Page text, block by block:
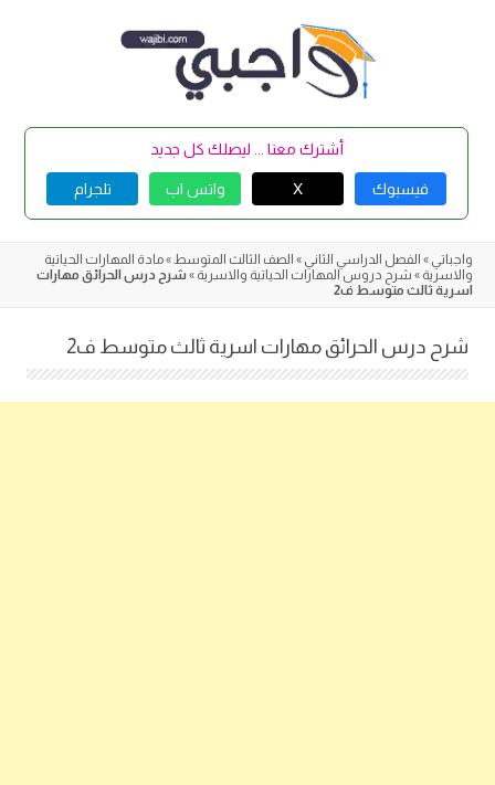
أشترك معنا ... ليصلك كل جديد
فيسبوك X واتس اب تلجرام
واجباتي » الفصل الدراسي الثاني » الصف الثالث المتوسط »مادة المهارات الحياتية
والاسرية » شرح دروس المهارات الحياتية والاسرية » شرح درس الحرائق مهارات
اسرية ثالث متوسط ف2
شرح درس الحرائق مهارات اسرية ثالث متوسط ف2